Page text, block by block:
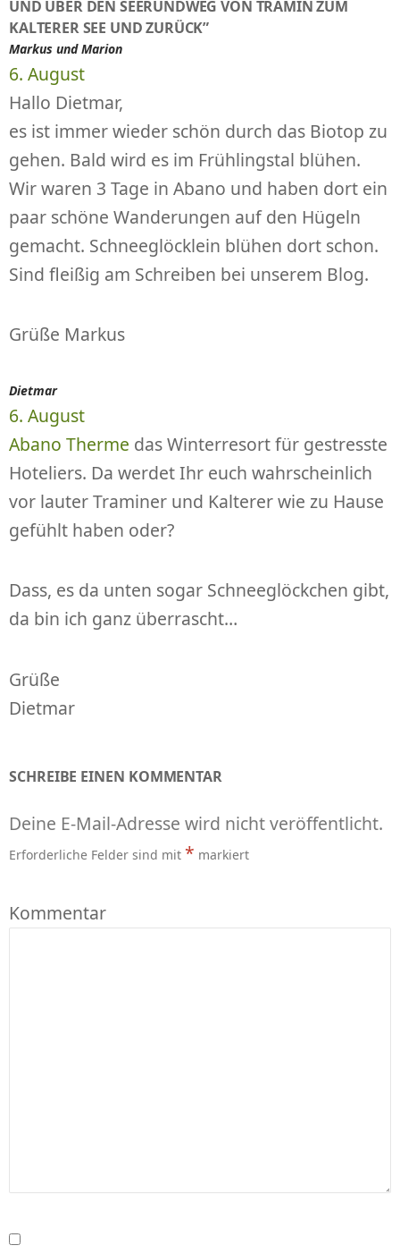
UND ÜBER DEN SEERUNDWEG VON TRAMIN ZUM
KALTERER SEE UND ZURÜCK”
Markus und Marion
6. August
Hallo Dietmar,
es ist immer wieder schön durch das Biotop zu
gehen. Bald wird es im Frühlingstal blühen.
Wir waren 3 Tage in Abano und haben dort ein
paar schöne Wanderungen auf den Hügeln
gemacht. Schneeglöcklein blühen dort schon.
Sind fleißig am Schreiben bei unserem Blog.
Grüße Markus
Dietmar
6. August
Abano Therme das Winterresort für gestresste
Hoteliers. Da werdet Ihr euch wahrscheinlich
vor lauter Traminer und Kalterer wie zu Hause
gefühlt haben oder?
Dass, es da unten sogar Schneeglöckchen gibt,
da bin ich ganz überrascht…
Grüße
Dietmar
SCHREIBE EINEN KOMMENTAR
Deine E-Mail-Adresse wird nicht veröffentlicht.
Erforderliche Felder sind mit * markiert
Kommentar